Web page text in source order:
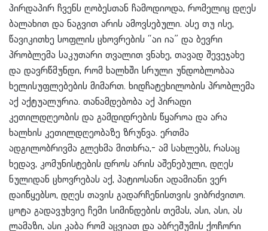
პირდაპირ ჩვენს ღობესთან ჩამოდიოდა, რომელიც დღეს
ბალახით და ნაგვით არის ამოვსებული. ასე თუ ისე,
წავიკითხე სოფლის ცხოვრების “აი ია” და ბევრი
პრობლემა საკუთარი თვალით ვნახე, თავად შევეჯახე
და დავრწმუნდი, რომ ხალხში სრული უნდობლობაა
ხელისუფლებების მიმართ. ხიდჩატეხილობის პრობლემა
აქ აქტუალურია. თანამდებობა აქ პირადი
კეთილდღეობის და გამდიდრების წყაროა და არა
ხალხის კეთილდღეობაზე ზრუნვა. ერთმა
ადგილობრივმა გლეხმა მითხრა,- ამ სახლებს, რასაც
ხედავ, კომუნისტების დროს არის აშენებული, დღეს
ნულიდან ცხოვრებას აქ, პატიოსანი ადამიანი ვერ
დაიწყებსო, დღეს თავის გადარჩენისთვის ვიბრძვითო.
ცოტა გადავუხვიე ჩემი სიმინდების თემას, ასი, ასი, ას
ლამაზი, ასი კაბა რომ აცვიათ და აბრეშუმის ქოჩორი